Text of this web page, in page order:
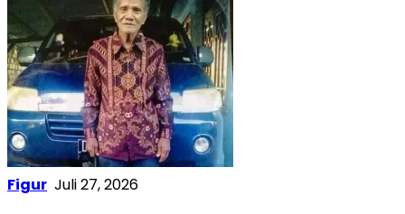
Figur Juli 27, 2026